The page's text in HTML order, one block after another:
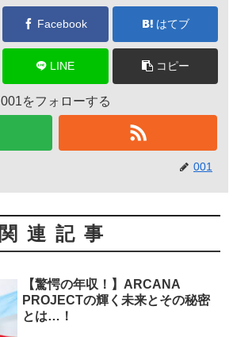
Facebook はてブ
LINE コピー
001をフォローする
001
関連記事
【驚愕の年収！】ARCANA
PROJECTの輝く未来とその秘密
とは…！